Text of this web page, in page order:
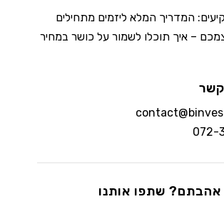
המדריך המלא ליזמים מתחילים
– איך תוכלו לשמור על כושר במחיר
קשר
072-
אהבתם? שתפו אותנו